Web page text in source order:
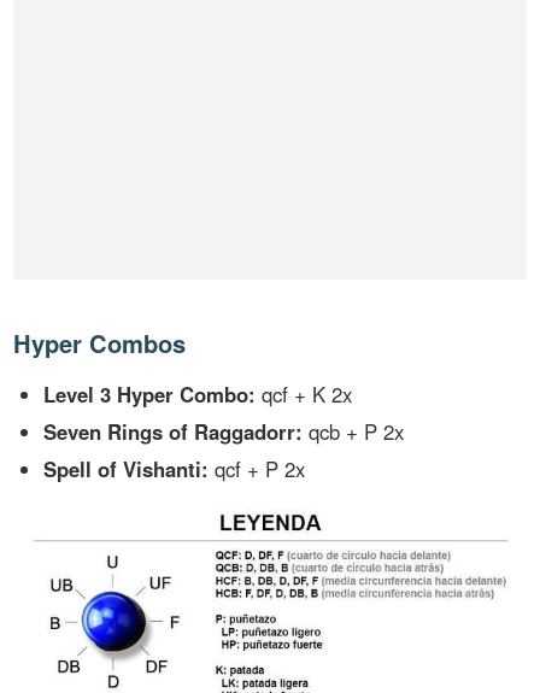
Hyper Combos
Level 3 Hyper Combo: qcf + K 2x
Seven Rings of Raggadorr: qcb + P 2x
Spell of Vishanti: qcf + P 2x